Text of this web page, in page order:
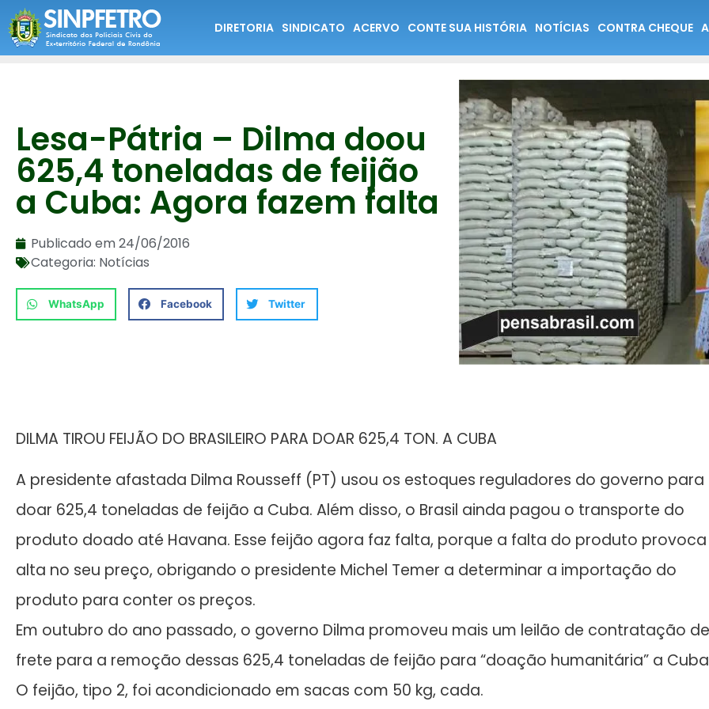
DIRETORIA SINDICATO ACERVO CONTE SUA HISTÓRIA NOTÍCIAS CONTRA CHEQUE
Lesa-Pátria – Dilma doou
625,4 toneladas de feijão
a Cuba: Agora fazem falta
Publicado em24/06/2016
Categoria: Notícias
WhatsApp Facebook Twitter
DILMA TIROU FEIJÃO DO BRASILEIRO PARA DOAR 625,4 TON. A CUBA
A presidente afastada Dilma Rousseff (PT) usou os estoques reguladores do governo para
doar 625,4 toneladas de feijão a Cuba. Além disso, o Brasil ainda pagou o transporte do
produto doado até Havana. Esse feijão agora faz falta, porque a falta do produto provoca
alta no seu preço, obrigando o presidente Michel Temer a determinar a importação do
produto para conter os preços.
Em outubro do ano passado, o governo Dilma promoveu mais um leilão de contratação de
frete para a remoção dessas 625,4 toneladas de feijão para “doação humanitária” a
O feijão, tipo 2, foi acondicionado em sacas com 50 kg, cada.